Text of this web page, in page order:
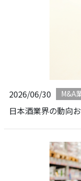
2026/06/30 M&A
日本酒業界の動向